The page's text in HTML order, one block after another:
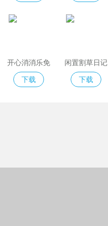
开心消消乐免
费版
下载
闲置割草日记
下载